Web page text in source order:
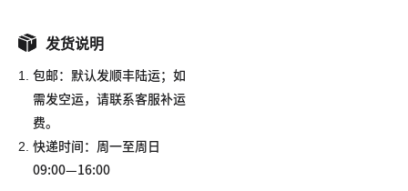
发货说明
1.
包邮：默认发顺丰陆运；如
需发空运，请联系客服补运
费。
2.
快递时间：周一至周日
09:00—16:00